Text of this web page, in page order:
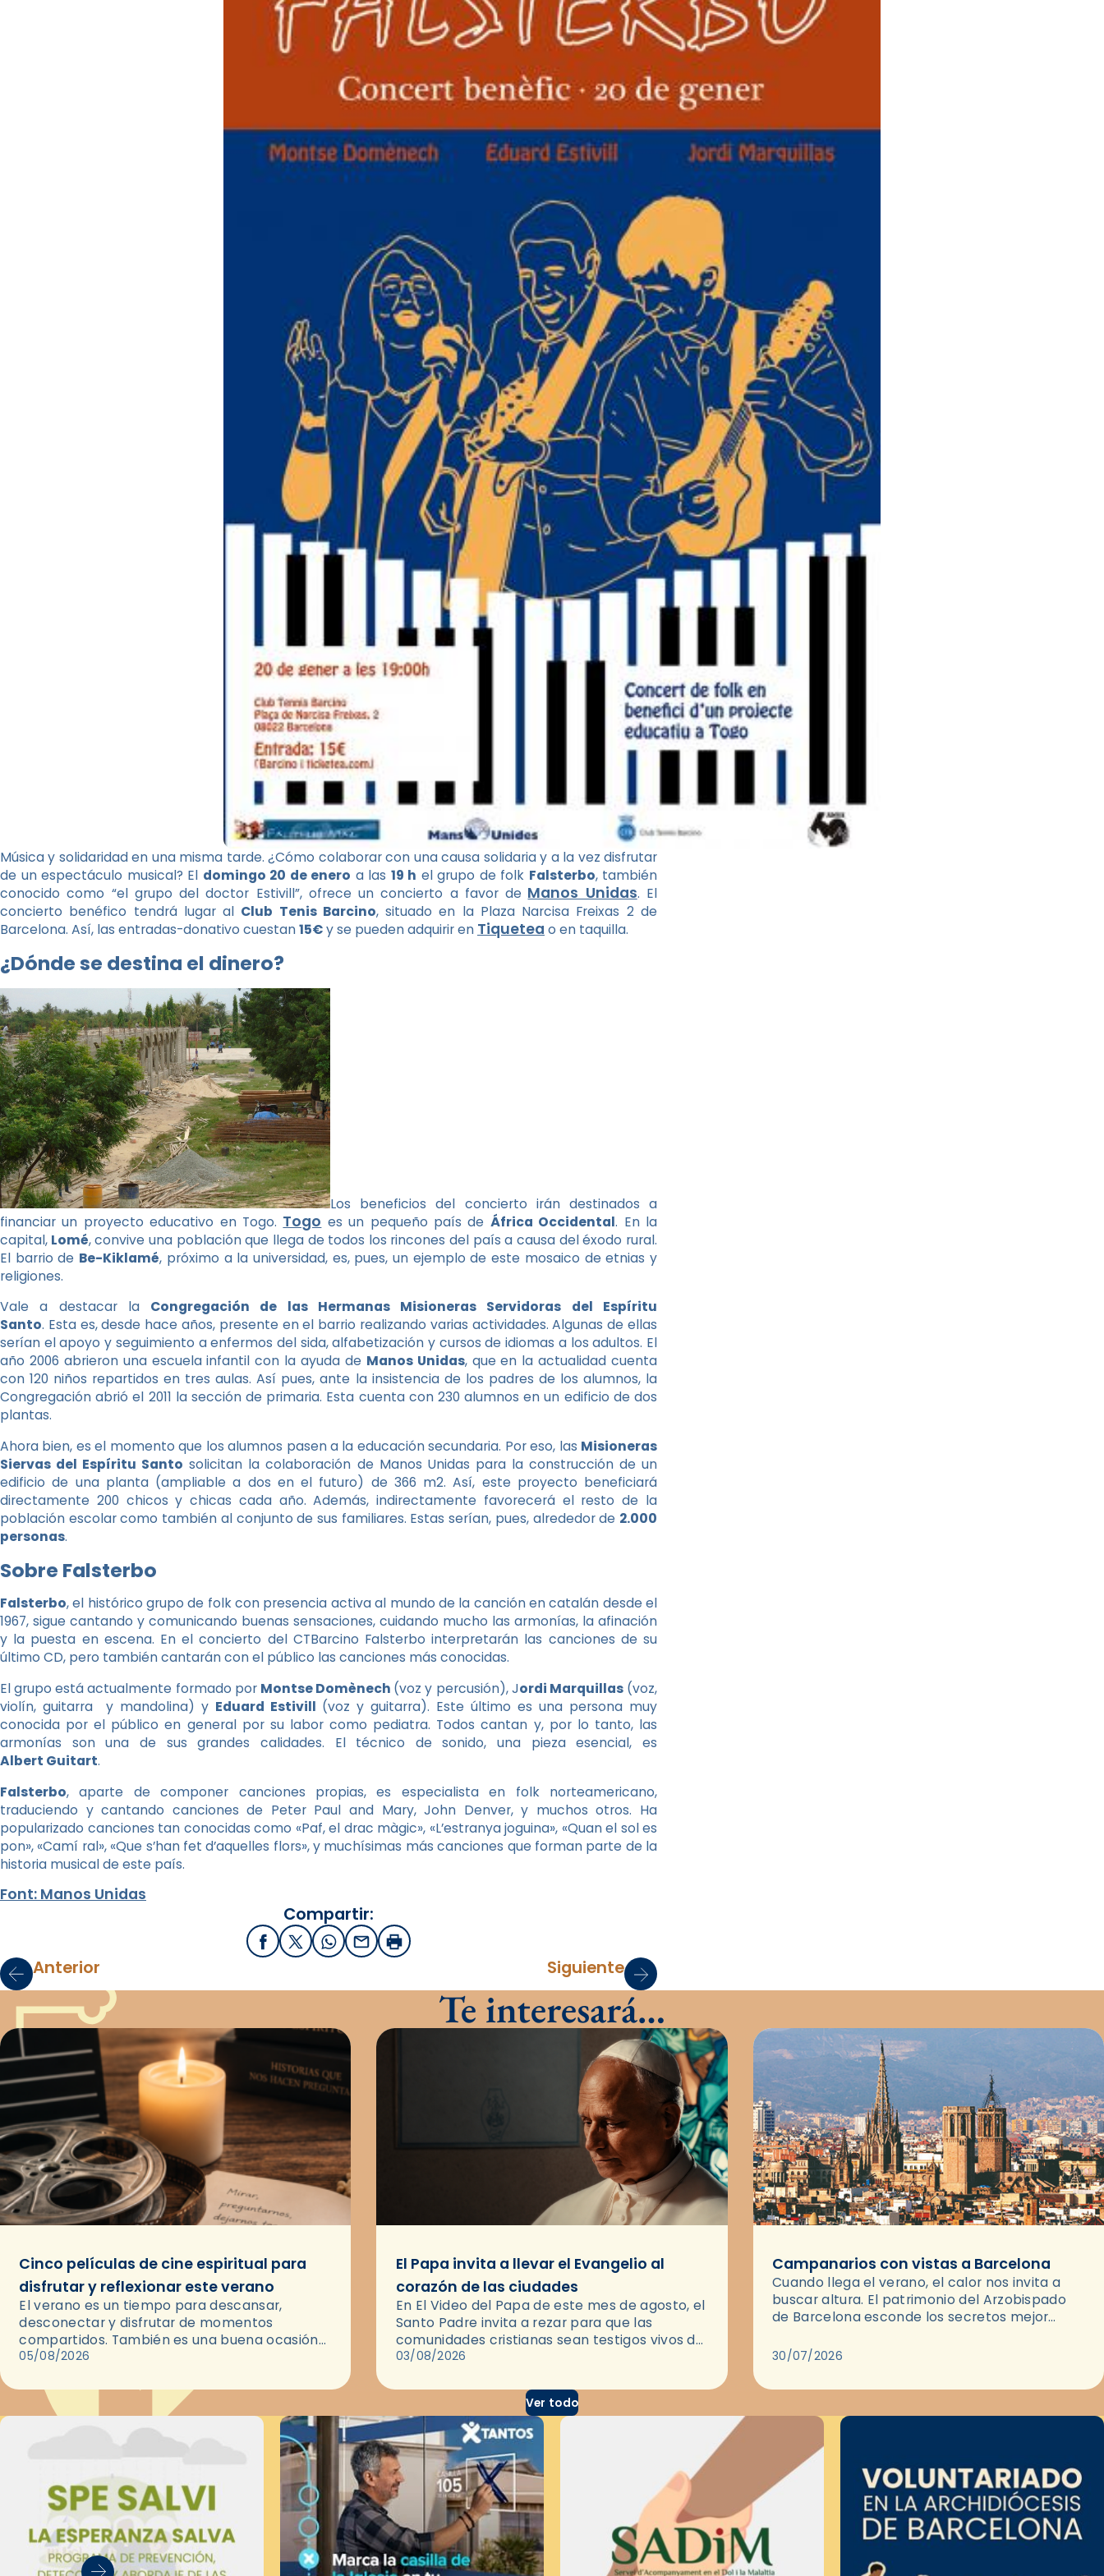
Música y solidaridad en una misma tarde. ¿Cómo colaborar con una causa solidaria y a la vez disfrutar
de un espectáculo musical? El domingo 20 de enero a las 19 h el grupo de folk Falsterbo, también
conocido como “el grupo del doctor Estivill”, ofrece un concierto a favor de Manos Unidas. El
concierto benéfico tendrá lugar al Club Tenis Barcino, situado en la Plaza Narcisa Freixas 2 de
Barcelona. Así, las entradas-donativo cuestan15€y se pueden adquirir en Tiquetea o en taquilla.
¿Dónde se destina el dinero?
Los beneficios del concierto irán destinados a
financiar un proyecto educativo en Togo. Togo es un pequeño país de África Occidental. En la
capital, Lomé, convive una población que llega de todos los rincones del país a causa del éxodo rural.
El barrio de Be-Kiklamé, próximo a la universidad, es, pues, un ejemplo de este mosaico de etnias y
religiones.
Vale a destacar la Congregación de las Hermanas Misioneras Servidoras del Espíritu
Santo. Esta es, desde hace años, presente en el barrio realizando varias actividades. Algunas de ellas
serían el apoyo y seguimiento a enfermos del sida, alfabetización y cursos de idiomas a los adultos. El
año 2006 abrieron una escuela infantil con la ayuda de Manos Unidas, que en la actualidad cuenta
con 120 niños repartidos en tres aulas. Así pues, ante la insistencia de los padres de los alumnos, la
Congregación abrió el 2011 la sección de primaria. Esta cuenta con 230 alumnos en un edificio de dos
plantas.
Ahora bien, es el momento que los alumnos pasen a la educación secundaria. Por eso, las Misioneras
Siervas del Espíritu Santo solicitan la colaboración de Manos Unidas para la construcción de un
edificio de una planta (ampliable a dos en el futuro) de 366 m2. Así, este proyecto beneficiará
directamente 200 chicos y chicas cada año. Además, indirectamente favorecerá el resto de la
población escolar como también al conjunto de sus familiares. Estas serían, pues, alrededor de 2.000
personas.
Sobre Falsterbo
Falsterbo, el histórico grupo de folk con presencia activa al mundo de la canción en catalán desde el
1967, sigue cantando y comunicando buenas sensaciones, cuidando mucho las armonías, la afinación
y la puesta en escena. En el concierto del CTBarcino Falsterbo interpretarán las canciones de su
último CD, pero también cantarán con el público las canciones más conocidas.
El grupo está actualmente formado por Montse Domènech (voz y percusión), Jordi Marquillas(voz,
violín, guitarra y mandolina) y Eduard Estivill (voz y guitarra). Este último es una persona muy
conocida por el público en general por su labor como pediatra. Todos cantan y, por lo tanto, las
armonías son una de sus grandes calidades. El técnico de sonido, una pieza esencial, es
Albert Guitart.
Falsterbo, aparte de componer canciones propias, es especialista en folk norteamericano,
traduciendo y cantando canciones de Peter Paul and Mary, John Denver, y muchos otros. Ha
popularizado canciones tan conocidas como «Paf, el drac màgic», «L’estranya joguina», «Quan el sol es
pon», «Camí ral», «Que s’han fet d’aquelles flors», y muchísimas más canciones que forman parte de la
historia musical de este país.
Font: Manos Unidas
Compartir:
FacebookX / Twitter
WhatsApp
EmailImprimir
Anterior Siguiente
Te interesará…
Cinco películas de cine espiritual para
disfrutar y reflexionar este verano
El verano es un tiempo para descansar,
desconectar y disfrutar de momentos
compartidos. También es una buena ocasión
para dejarse llevar por una buena historia y, a
05/08/2026
El Papa invita a llevar el Evangelio al
corazón de las ciudades
En El Video del Papa de este mes de agosto, el
Santo Padre invita a rezar para que las
comunidades cristianas sean testigos vivos del
Evangelio en medio de las ciudades. A…
03/08/2026
Campanarios con vistas a Barcelona
Cuando llega el verano, el calor nos invita a
buscar altura. El patrimonio del Arzobispado
de Barcelona esconde los secretos mejor
campanarios y las cubiertas de…
30/07/2026
Ver todo